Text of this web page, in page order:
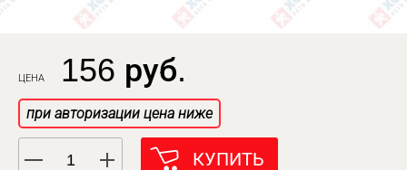
ЦЕНА 156 руб.
при авторизации цена ниже
КУПИТЬ